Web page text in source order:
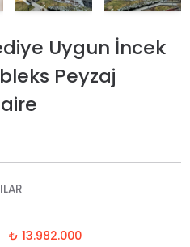
Uygun İncek
Peyzaj
₺ 13.982.000